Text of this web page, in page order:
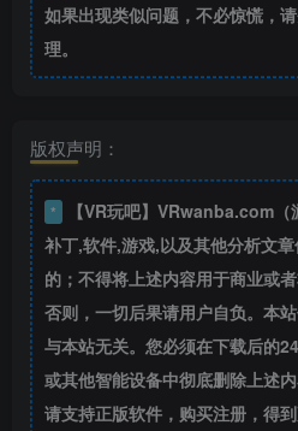
如果出现类似问题，不必惊慌，
理。
版权声明：
* 【VR玩吧】VRwanba.com（
补丁,软件,游戏,以及其他分析文
的；不得将上述内容用于商业或者
否则，一切后果请用户自负。本
与本站无关。您必须在下载后的
或其他智能设备中彻底删除上述
请支持正版软件，购买注册，得